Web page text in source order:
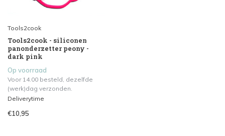
Tools2cook
Tools2cook - siliconen
panonderzetter peony -
dark pink
Op voorraad
Voor 14.00 besteld, dezelfde
(werk)dag verzonden.
Deliverytime
€10,95